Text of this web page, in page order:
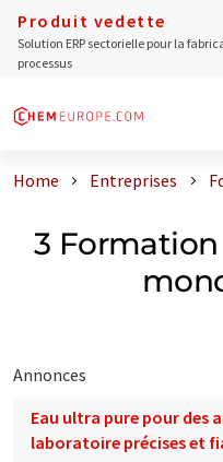
Produit vedette
Solution ERP sectorielle pour la
processus
Home Entreprises
3
Annonces
Eau ultra pure pour des
laboratoire précises et